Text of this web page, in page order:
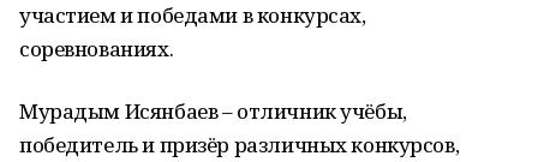
участием и победами в конкурсах,
соревнованиях.
Мурадым Исянбаев – отличник учёбы,
победитель и призёр различных конкурсов,